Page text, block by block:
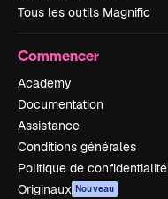
Tous les outils Magnific
Commencer
Academy
Documentation
Assistance
Conditions générales
Politique de confidentialité
Originaux Nouveau